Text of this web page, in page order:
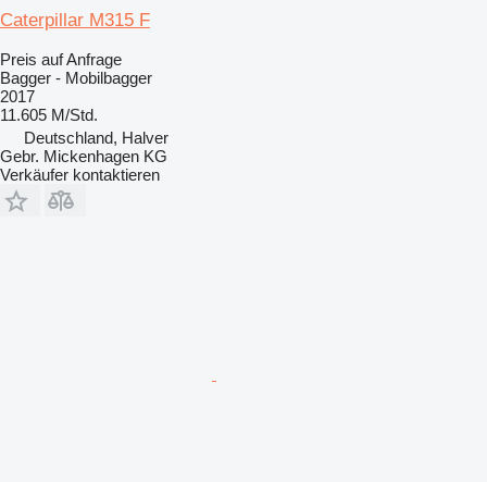
Caterpillar M315 F
Preis auf Anfrage
Bagger - Mobilbagger
2017
11.605 M/Std.
Deutschland, Halver
Gebr. Mickenhagen KG
Verkäufer kontaktieren